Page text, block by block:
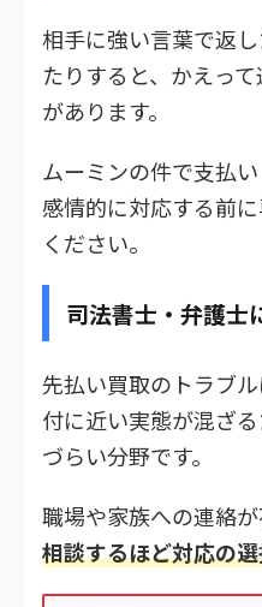
相手に強い言葉で返
たりすると、かえっ
があります。
ムーミンの件で支払い
感情的に対応する前
ください。
司法書士・弁護士
先払い買取のトラブ
付に近い実態が混ざ
づらい分野です。
職場や家族への連絡が
相談するほど対応の